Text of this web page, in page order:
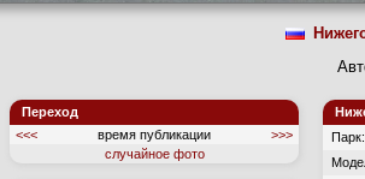
Переход
<<<
время публикации
>>>
случайное фото
Парк: